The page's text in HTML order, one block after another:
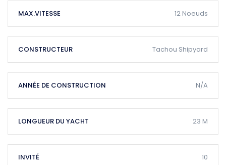
MAX.VITESSE 12 Noeuds
CONSTRUCTEUR Tachou Shipyard
ANNÉE DE CONSTRUCTION N/A
LONGUEUR DU YACHT 23 M
INVITÉ 10